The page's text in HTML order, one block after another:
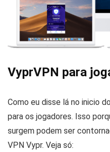
VyprVPN para
Como eu disse lá no inicio
para os jogadores. Isso
surgem podem ser
VPN Vypr. Veja só: